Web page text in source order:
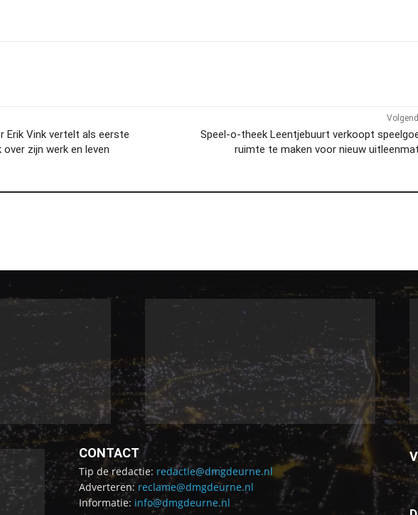
Erik Vink vertelt als eerste
zijn werk en leven
Speel-o-theek Leentjebuurt verkoopt
ruimte te maken voor nieuw
CONTACT
Tip de redactie: redactie@dmgdeurne.nl
Adverteren: reclame@dmgdeurne.nl
Informatie: info@dmgdeurne.nl